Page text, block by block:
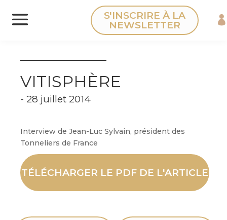
Panneau de gestion des cookies
S'INSCRIRE À LA
NEWSLETTER
VITISPHÈRE
- 28 juillet 2014
Interview de Jean-Luc Sylvain, président des
Tonneliers de France
TÉLÉCHARGER LE PDF DE L'ARTICLE